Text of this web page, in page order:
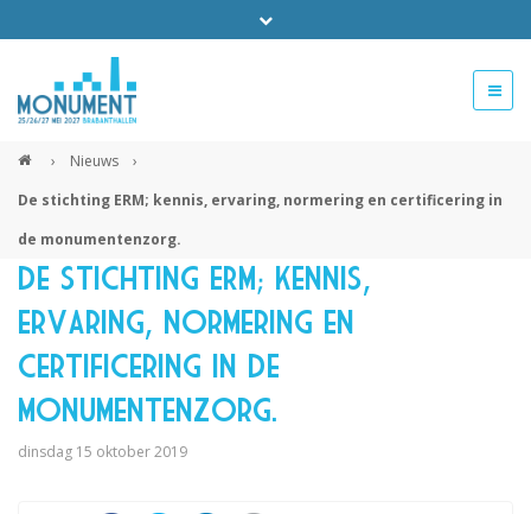
Exposanten login
› Nieuws
›
De stichting ERM; kennis, ervaring, normering en certificering in
de monumentenzorg.
De stichting ERM; kennis,
ervaring, normering en
certificering in de
monumentenzorg.
dinsdag 15 oktober 2019